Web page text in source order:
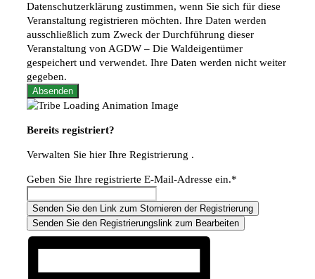
Datenschutzerklärung zustimmen, wenn Sie sich für diese
Veranstaltung registrieren möchten. Ihre Daten werden
ausschließlich zum Zweck der Durchführung dieser
Veranstaltung von AGDW – Die Waldeigentümer
gespeichert und verwendet. Ihre Daten werden nicht weiter
gegeben.
Bereits registriert?
Verwalten Sie hier Ihre Registrierung .
Geben Sie Ihre registrierte E-Mail-Adresse ein.*